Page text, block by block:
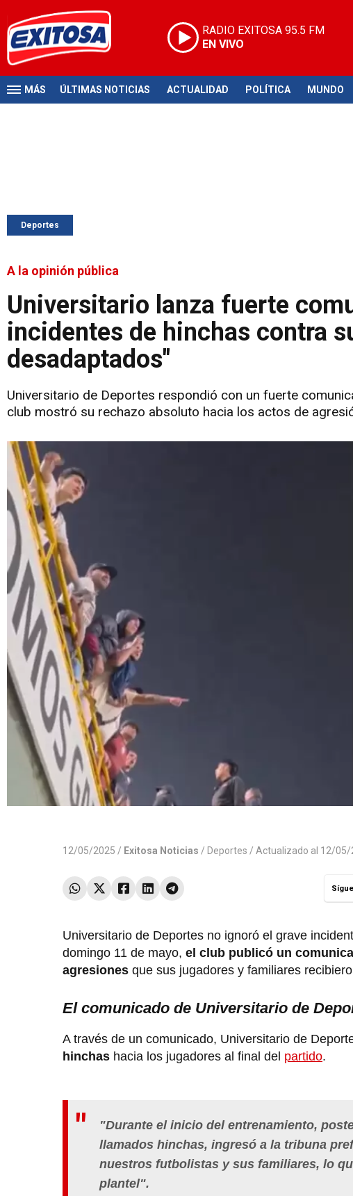
RADIO EXITOSA 95.5 FM
EN VIVO
MÁS ÚLTIMAS NOTICIAS ACTUALIDAD POLÍTICA MUNDO
Deportes
A la opinión pública
Universitario lanza fuerte
incidentes de hinchas contra
desadaptados"
Universitario de Deportes respondió con un fuerte
club mostró su rechazo absoluto hacia los actos de
12/05/2025 / Exitosa Noticias / Deportes / Actualizado al 12/05/
Universitario de Deportes no ignoró el grave
domingo 11 de mayo, el club publicó un
agresiones que sus jugadores y familiares
El comunicado de Universitario de
A través de un comunicado, Universitario de
hinchas hacia los jugadores al final del partido.
"Durante el inicio del entrenamiento,
llamados hinchas, ingresó a la tribuna
nuestros futbolistas y sus familiares, lo
plantel".